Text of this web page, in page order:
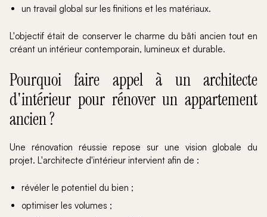
un travail global sur les finitions et les matériaux.
L'objectif était de conserver le charme du bâti ancien tout en
créant un intérieur contemporain, lumineux et durable.
Pourquoi faire appel à un architecte
d'intérieur pour rénover un appartement
ancien ?
Une rénovation réussie repose sur une vision globale du
projet. L'architecte d'intérieur intervient afin de :
révéler le potentiel du bien ;
optimiser les volumes ;